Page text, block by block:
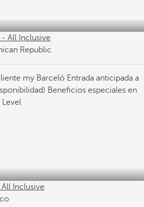
- All Inclusive
Republic
my Barceló Entrada anticipada a
Beneficios especiales en
Inclusive